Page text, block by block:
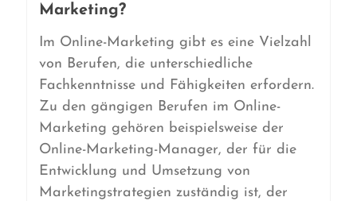
Marketing?
Im Online-Marketing gibt es eine Vielzahl
von Berufen, die unterschiedliche
Fachkenntnisse und Fähigkeiten erfordern.
Zu den gängigen Berufen im Online-
Marketing gehören beispielsweise der
Online-Marketing-Manager, der für die
Entwicklung und Umsetzung von
Marketingstrategien zuständig ist, der